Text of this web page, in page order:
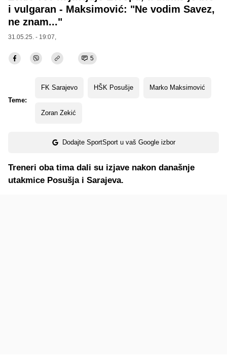
i vulgaran - Maksimović: "Ne vodim Savez,
ne znam..."
31.05.25. - 19:07,
5
Teme:
FK Sarajevo HŠK Posušje Marko Maksimović
Zoran Zekić
Dodajte SportSport u vaš Google izbor
Treneri oba tima dali su izjave nakon današnje
utakmice Posušja i Sarajeva.